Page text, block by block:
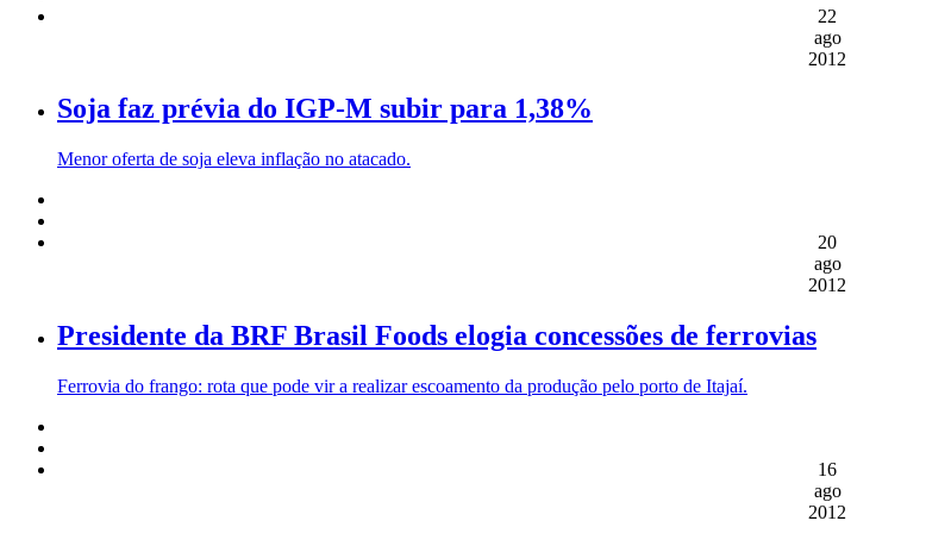
22
ago
2012
Soja faz prévia do IGP-M subir para 1,38%
Menor oferta de soja eleva inflação no atacado.
20
ago
2012
Presidente da BRF Brasil Foods elogia concessões de ferrovias
Ferrovia do frango: rota que pode vir a realizar escoamento da produção pelo porto de Itajaí.
16
ago
2012